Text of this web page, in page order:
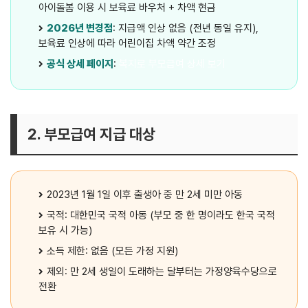
아이돌봄 이용 시 보육료 바우처 + 차액 현금
2026년 변경점: 지급액 인상 없음 (전년 동일 유지),
보육료 인상에 따라 어린이집 차액 약간 조정
공식 상세 페이지 :
2. 부모급여 지급 대상
2023년 1월 1일 이후 출생아 중 만 2세 미만 아동
국적: 대한민국 국적 아동 (부모 중 한 명이라도 한국 국적
보유 시 가능)
소득 제한: 없음 (모든 가정 지원)
제외: 만 2세 생일이 도래하는 달부터는 가정양육수당으로
전환